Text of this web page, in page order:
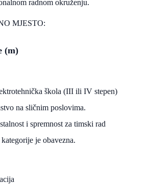
radnom okruženju.
MJESTO:
(m)
škola (III ili IV stepen)
na sličnim poslovima.
i spremnost za timski rad
je obavezna.